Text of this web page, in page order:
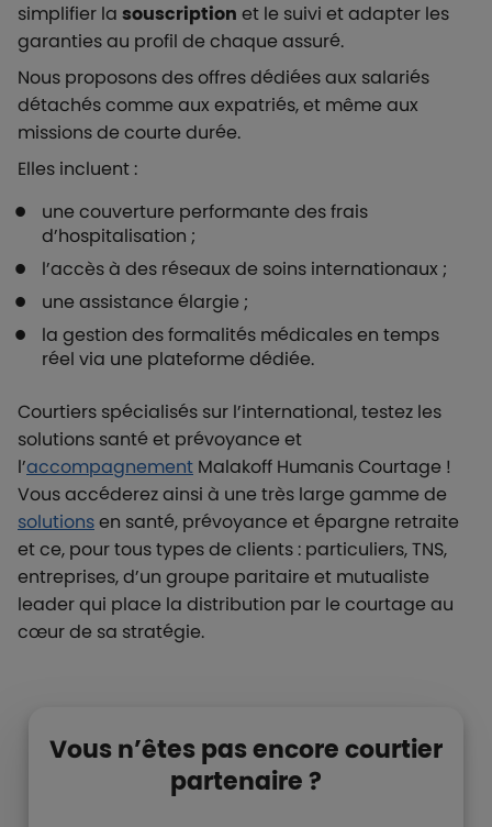
simplifier la souscription et le suivi et adapter les
garanties au profil de chaque assuré.
Nous proposons des offres dédiées aux salariés
détachés comme aux expatriés, et même aux
missions de courte durée.
Elles incluent :
une couverture performante des frais
d’hospitalisation ;
l’accès à des réseaux de soins internationaux ;
une assistance élargie ;
la gestion des formalités médicales en temps
réel via une plateforme dédiée.
Courtiers spécialisés sur l’international, testez les
solutions santé et prévoyance et
l’accompagnement Malakoff Humanis Courtage !
Vous accéderez ainsi à une très large gamme de
solutionsen santé, prévoyance et épargne retraite
et ce, pour tous types de clients : particuliers, TNS,
entreprises, d’un groupe paritaire et mutualiste
leader qui place la distribution par le courtage au
cœur de sa stratégie.
Vous n’êtes pas encore courtier
partenaire ?